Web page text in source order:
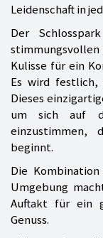
Leidenschaft in
Der
Kulisse für ein
Es wird festlich,
Dieses
um sich auf
einzustimmen,
beginnt.
Die
Umgebung
Auftakt für ein
Genuss.